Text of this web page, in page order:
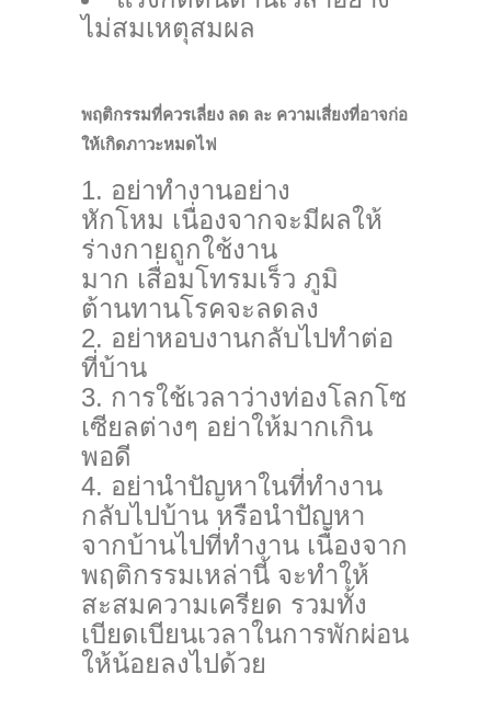
ไม่สมเหตุสมผล
พฤติกรรมที่ควรเลี่ยง ลด ละ ความเสี่ยงที่อาจก่อ
ให้เกิดภาวะหมดไฟ
อย่าทำงานอย่าง
หักโหม เนื่องจากจะมีผลให้
ร่างกายถูกใช้งาน
มาก เสื่อมโทรมเร็ว ภูมิ
ต้านทานโรคจะลดลง
อย่าหอบงานกลับไปทำต่อ
ที่บ้าน
การใช้เวลาว่างท่องโลกโซ
เซียลต่างๆ อย่าให้มากเกิน
พอดี
อย่านำปัญหาในที่ทำงาน
กลับไปบ้าน หรือนำปัญหา
จากบ้านไปที่ทำงาน เนื่องจาก
พฤติกรรมเหล่านี้ จะทำให้
สะสมความเครียด รวมทั้ง
เบียดเบียนเวลาในการพักผ่อน
ให้น้อยลงไปด้วย